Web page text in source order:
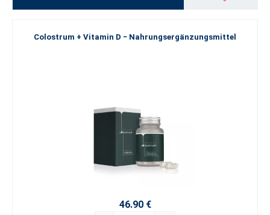
Colostrum + Vitamin D − Nahrungsergänzungsmittel
46.90 €